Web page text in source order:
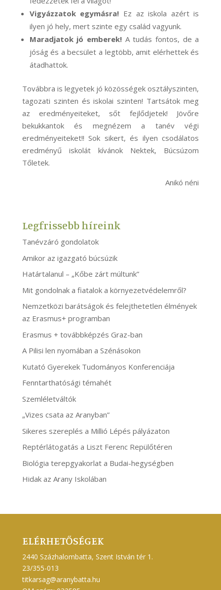
Vigyázzatok egymásra! Ez az iskola azért is
ilyen jó hely, mert szinte egy család vagyunk.
Maradjatok jó emberek! A tudás fontos, de a
jóság és a becsület a legtöbb, amit elérhettek és
átadhattok.
Továbbra is legyetek jó közösségek osztályszinten,
tagozati szinten és iskolai szinten! Tartsátok meg
az eredményeiteket, sőt fejlődjetek! Jövőre
bekukkantok és megnézem a tanév végi
eredményeiteket!! Sok sikert, és ilyen csodálatos
eredményű iskolát kívánok Nektek, Búcsúzom
Tőletek.
Anikó néni
Legfrissebb híreink
Tanévzáró gondolatok
Amikor az igazgató búcsúzik
Határtalanul – „Kőbe zárt múltunk”
Mit gondolnak a fiatalok a környezetvédelemről?
Nemzetközi barátságok és felejthetetlen élmények
az Erasmus+ programban
Erasmus + továbbképzés Graz-ban
A Pilisi len nyomában a Szénásokon
Kutató Gyerekek Tudományos Konferenciája
Fenntarthatósági témahét
Szemléletváltók
„Vizes csata az Aranyban”
Sikeres szereplés a Millió Lépés pályázaton
Reptérlátogatás a Liszt Ferenc Repülőtéren
Biológia terepgyakorlat a Budai-hegységben
Hidak az Arany Iskolában
ELÉRHETŐSÉGEK
2440 Százhalombatta, Szent István tér 1.
23/355-013
titkarsag@aranybatta.hu